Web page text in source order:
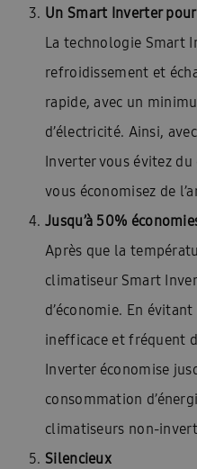
Un Smart Inverter
La technologie Smart
refroidissement et
rapide, avec un
d’électricité. Ainsi,
Inverter vous évitez
vous économisez de
Jusqu’à 50%
Après que la
climatiseur Smart
d’économie. En
inefficace et fréquent
Inverter économise
consommation
climatiseurs non-
Silencieux